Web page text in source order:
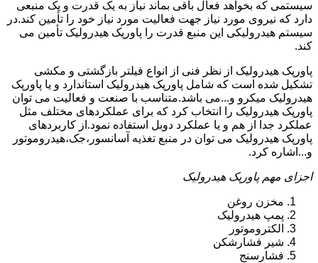
سیستمی که بخواهد فعال باقی بماند نیاز به یک قدرت و یک منبعی
دارد که نیروی مورد نیاز جهت فعالیت مورد نیاز خود را تأمین کند.در
سیستم هیدرولیکی این منبع قدرت را پاورپک هیدرولیک تأمین می
کند.
پاورپک هیدرولیک از نظر فنی از انواع فیلتر بازگشتی و مکشی
تشکیل شده است که شامل پاورپک هیدرولیک استاندارد و یا پاورپک
هیدرولیک میکرو و...می باشد.متناسب با صنعت و فعالیت می توان
پاورپک هیدرولیک را انتخاب کرد که برای عملکردهای مختلف مثل
عملکرد جدا از هم و یا عملکرد دوبل استفاده نمود.از کاربردهای
پاورپک هیدرولیک می توان در منبع تغذیه آسانسور،جک،هیدروموتور
و...اشاره کرد.
اجزای مهم پاورپک هیدرولیک
مخزن روغن
پمپ هیدرولیک
الکتروموتور
شیر فشارشکن
فشارسنج